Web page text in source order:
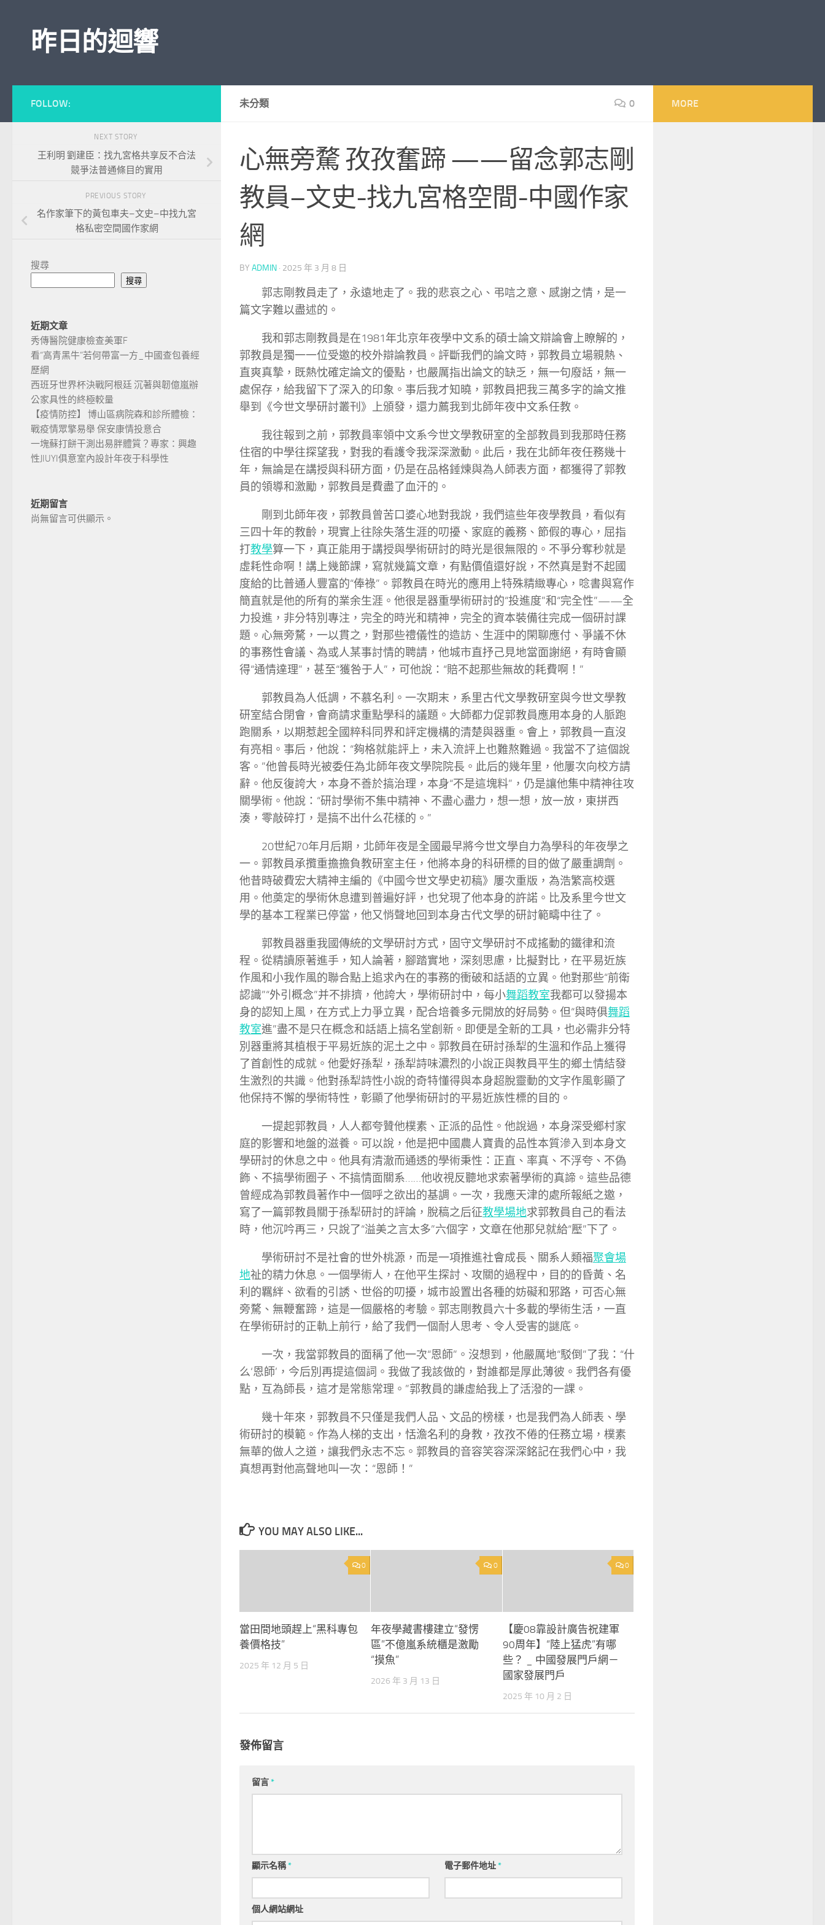
昨日的迴響
未分類 0
心無旁騖 孜孜奮蹄 ——留念郭志剛
教員–文史-找九宮格空間-中國作家
網
BY ADMIN · 2025 年 3 月 8 日
郭志剛教員走了，永遠地走了。我的悲哀之心、弔唁之意、感謝之情，是一
篇文字難以盡述的。
我和郭志剛教員是在1981年北京年夜學中文系的碩士論文辯論會上瞭解的，
郭教員是獨一一位受邀的校外辯論教員。評斷我們的論文時，郭教員立場親熱、
直爽真摯，既熱忱確定論文的優點，也嚴厲指出論文的缺乏，無一句廢話，無一
處保存，給我留下了深入的印象。事后我才知曉，郭教員把我三萬多字的論文推
舉到《今世文學研討叢刊》上頒發，還力薦我到北師年夜中文系任教。
我往報到之前，郭教員率領中文系今世文學教研室的全部教員到我那時任務
住宿的中學往探望我，對我的看護令我深深激動。此后，我在北師年夜任務幾十
年，無論是在講授與科研方面，仍是在品格錘煉與為人師表方面，都獲得了郭教
員的領導和激勵，郭教員是費盡了血汗的。
剛到北師年夜，郭教員曾苦口婆心地對我說，我們這些年夜學教員，看似有
三四十年的教齡，現實上往除失落生涯的叨擾、家庭的義務、節假的專心，屈指
打教學算一下，真正能用于講授與學術研討的時光是很無限的。不爭分奪秒就是
虛耗性命啊！講上幾節課，寫就幾篇文章，有點價值還好說，不然真是對不起國
度給的比普通人豐富的“俸祿”。郭教員在時光的應用上特殊精緻專心，唸書與寫作
簡直就是他的所有的業余生涯。他很是器重學術研討的“投進度”和“完全性”——全
力投進，非分特別專注，完全的時光和精神，完全的資本裝備往完成一個研討課
題。心無旁騖，一以貫之，對那些禮儀性的造訪、生涯中的閑聊應付、爭議不休
的事務性會議、為或人某事討情的聘請，他城市直抒己見地當面謝絕，有時會顯
得“通情達理”，甚至“獲咎于人”，可他說：“賠不起那些無故的耗費啊！”
郭教員為人低調，不慕名利。一次期末，系里古代文學教研室與今世文學教
研室結合閉會，會商請求重點學科的議題。大師都力促郭教員應用本身的人脈跑
跑關系，以期惹起全國粹科同界和評定機構的清楚與器重。會上，郭教員一直沒
有亮相。事后，他說：“夠格就能評上，未入流評上也難熬難過。我當不了這個說
客。”他曾長時光被委任為北師年夜文學院院長。此后的幾年里，他屢次向校方請
辭。他反復誇大，本身不善於搞治理，本身“不是這塊料”，仍是讓他集中精神往攻
關學術。他說：“研討學術不集中精神、不盡心盡力，想一想，放一放，東拼西
湊，零敲碎打，是搞不出什么花樣的。”
20世紀70年月后期，北師年夜是全國最早將今世文學自力為學科的年夜學之
一。郭教員承攬重擔擔負教研室主任，他將本身的科研標的目的做了嚴重調劑。
他昔時破費宏大精神主編的《中國今世文學史初稿》屢次重版，為浩繁高校選
用。他奠定的學術休息遭到普遍好評，也兌現了他本身的許諾。比及系里今世文
學的基本工程業已停當，他又悄聲地回到本身古代文學的研討範疇中往了。
郭教員器重我國傳統的文學研討方式，固守文學研討不成搖動的鐵律和流
程。從精讀原著進手，知人論著，腳踏實地，深刻思慮，比擬對比，在平易近族
作風和小我作風的聯合點上追求內在的事務的衝破和話語的立異。他對那些“前衛
認識”“外引概念”并不排擠，他誇大，學術研討中，每小舞蹈教室我都可以發揚本
身的認知上風，在方式上力爭立異，配合培養多元開放的好局勢。但“與時俱舞蹈
教室進”盡不是只在概念和話語上搞名堂創新。即便是全新的工具，也必需非分特
別器重將其植根于平易近族的泥土之中。郭教員在研討孫犁的生溫和作品上獲得
了首創性的成就。他愛好孫犁，孫犁詩味濃烈的小說正與教員平生的鄉土情結發
生激烈的共識。他對孫犁詩性小說的奇特懂得與本身超脫靈動的文字作風彰顯了
他保持不懈的學術特性，彰顯了他學術研討的平易近族性標的目的。
一提起郭教員，人人都夸贊他樸素、正派的品性。他說過，本身深受鄉村家
庭的影響和地盤的滋養。可以說，他是把中國農人寶貴的品性本質滲入到本身文
學研討的休息之中。他具有清澈而通透的學術秉性：正直、率真、不浮夸、不偽
飾、不搞學術圈子、不搞情面關系……他收視反聽地求索著學術的真諦。這些品德
曾經成為郭教員著作中一個呼之欲出的基調。一次，我應天津的處所報紙之邀，
寫了一篇郭教員關于孫犁研討的評論，脫稿之后征教學場地求郭教員自己的看法
時，他沉吟再三，只說了“溢美之言太多”六個字，文章在他那兒就給“壓”下了。
學術研討不是社會的世外桃源，而是一項推進社會成長、關系人類福聚會場
地祉的精力休息。一個學術人，在他平生探討、攻關的過程中，目的的昏黃、名
利的羈絆、欲看的引誘、世俗的叨擾，城市設置出各種的妨礙和邪路，可否心無
旁騖、無鞭奮蹄，這是一個嚴格的考驗。郭志剛教員六十多載的學術生活，一直
在學術研討的正軌上前行，給了我們一個耐人思考、令人受害的謎底。
一次，我當郭教員的面稱了他一次“恩師”。沒想到，他嚴厲地“駁倒”了我：“什
么‘恩師’，今后別再提這個詞。我做了我該做的，對誰都是厚此薄彼。我們各有優
點，互為師長，這才是常態常理。”郭教員的謙虛給我上了活潑的一課。
幾十年來，郭教員不只僅是我們人品、文品的榜樣，也是我們為人師表、學
術研討的模範。作為人梯的支出，恬澹名利的身教，孜孜不倦的任務立場，樸素
無華的做人之道，讓我們永志不忘。郭教員的音容笑容深深銘記在我們心中，我
真想再對他高聲地叫一次：“恩師！”
YOU MAY ALSO LIKE...
0
當田間地頭趕上“黑科專包
養價格技”
2025 年 12 月 5 日
0
年夜學藏書樓建立“發愣
區”不億嵐系統櫃是激勵
“摸魚”
2026 年 3 月 13 日
0
【慶08靠設計廣告祝建軍
90周年】“陸上猛虎”有哪
些？ _ 中國發展門戶網－
國家發展門戶
2025 年 10 月 2 日
發佈留言
留言*
顯示名稱* 電子郵件地址*
個人網站網址
FOLLOW:
NEXT STORY
王利明 劉建臣：找九宮格共享反不合法
競爭法普通條目的實用
PREVIOUS STORY
名作家筆下的黃包車夫–文史–中找九宮
格私密空間國作家網
搜尋
搜尋
近期文章
秀傳醫院健康檢查美軍F
看“高青黑牛”若何帶富一方_中國查包養經
歷網
西班牙世界杯決戰阿根廷 沉著與韌億嵐辦
公家具性的終極較量
【疫情防控】 博山區病院森和診所體檢：
戰疫情眾擎易舉 保安康情投意合
一塊蘇打餅干測出易胖體質？專家：興趣
性JIUYI俱意室內設計年夜于科學性
近期留言
尚無留言可供顯示。
MORE